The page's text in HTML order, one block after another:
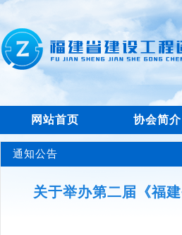
网站首页 协会简介
通知公告
关于举办第二届《福